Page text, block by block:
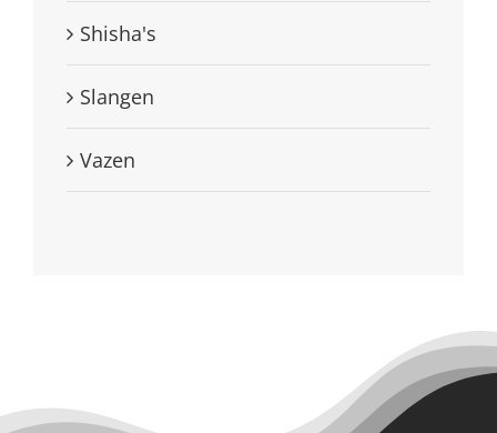
Shisha's
Slangen
Vazen